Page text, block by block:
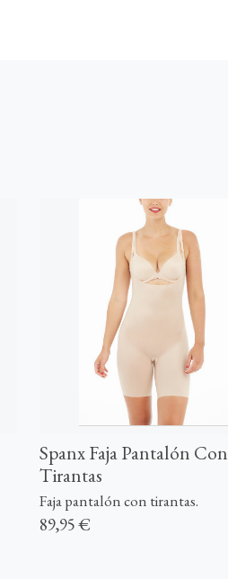
Spanx Faja Pantalón Con
Tirantas
Faja pantalón con tirantas.
89,95 €